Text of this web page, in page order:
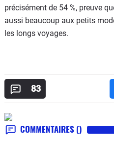
précisément de 54 %, preuve
aussi beaucoup aux petits
les longs voyages.
83
COMMENTAIRES ()